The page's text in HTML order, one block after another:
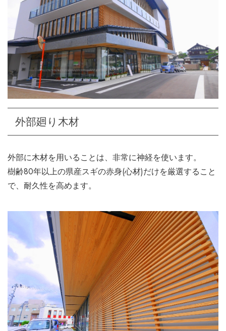
外部廻り木材
外部に木材を用いることは、非常に神経を使います。
樹齢80年以上の県産スギの赤身(心材)だけを厳選すること
で、耐久性を高めます。